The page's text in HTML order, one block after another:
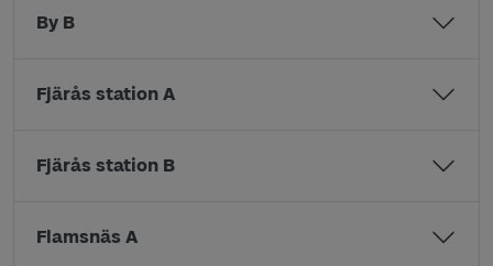
By B
Fjärås station A
Fjärås station B
Flamsnäs A